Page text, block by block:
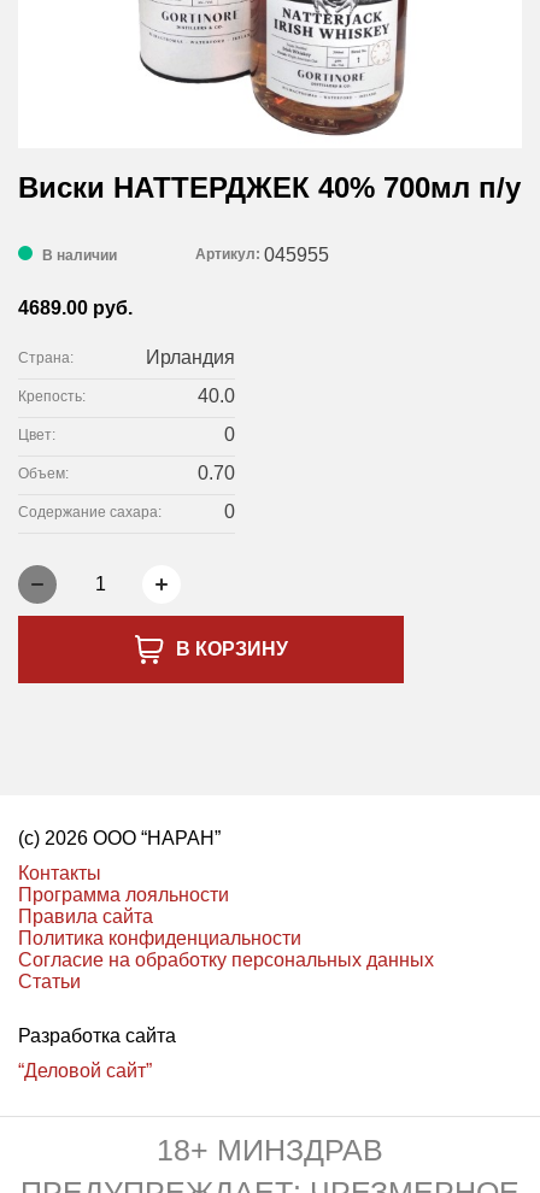
Виски НАТТЕРДЖЕК 40% 700мл п/у
В наличии Артикул: 045955
4689.00 руб.
Страна: Ирландия
Крепость: 40.0
Цвет: 0
Объем: 0.70
Содержание сахара: 0
1
В КОРЗИНУ
(с) 2026 ООО “НАРАН”
Контакты
Программа лояльности
Правила сайта
Политика конфиденциальности
Согласие на обработку персональных данных
Статьи
Разработка сайта
“Деловой сайт”
18+ МИНЗДРАВ